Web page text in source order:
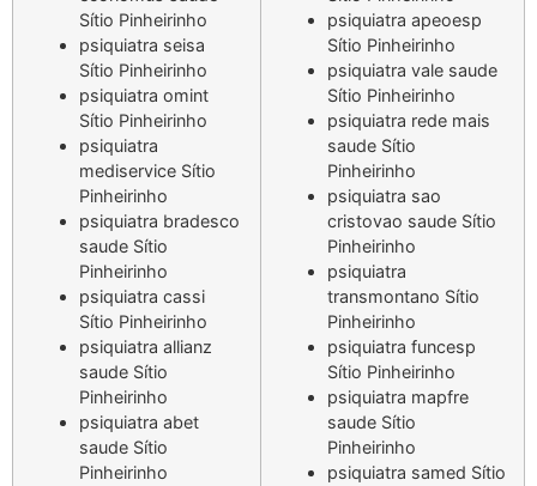
Sítio Pinheirinho
psiquiatra seisa
Sítio Pinheirinho
psiquiatra omint
Sítio Pinheirinho
psiquiatra
mediservice Sítio
Pinheirinho
psiquiatra bradesco
saude Sítio
Pinheirinho
psiquiatra cassi
Sítio Pinheirinho
psiquiatra allianz
saude Sítio
Pinheirinho
psiquiatra abet
saude Sítio
Pinheirinho
psiquiatra apeoesp
Sítio Pinheirinho
psiquiatra vale saude
Sítio Pinheirinho
psiquiatra rede mais
saude Sítio
Pinheirinho
psiquiatra sao
cristovao saude Sítio
Pinheirinho
psiquiatra
transmontano Sítio
Pinheirinho
psiquiatra funcesp
Sítio Pinheirinho
psiquiatra mapfre
saude Sítio
Pinheirinho
psiquiatra samed Sítio